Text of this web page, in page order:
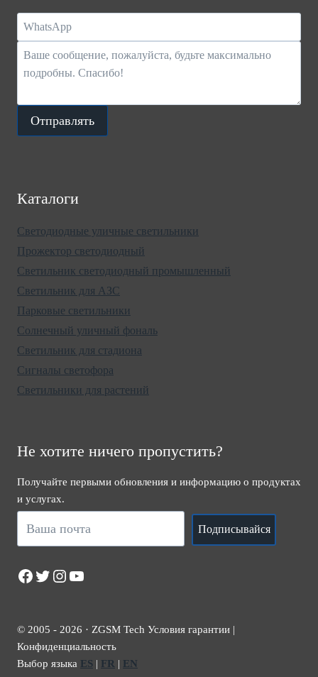
Отправлять
Каталоги
Светодиодные уличные светильники
Прожектор светодиодный
Светильник светодиодный промышленный
Светильник для АЗС
Парковые светильники
Солнечный уличный фональ
Светильник для стадиона
Сигналы светофора
Светильники для растений
Не хотите ничего пропустить?
Получайте первыми обновления и информацию о продуктах
и услугах.
Подписывайся
Facebook
Twitter
Instagram
YouTube
© 2005 - 2026 · ZGSM Tech Условия гарантии |
Конфиденциальность
Выбор языка ES | FR | EN